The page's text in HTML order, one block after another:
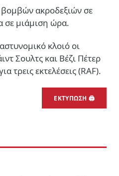
ακροδεξιών σε
σε μιάμιση ώρα.
κλοιό οι
Σουλτς και Βέζι Πέτερ
τρεις εκτελέσεις (RAF).
ΕΚΤΥΠΩΣΗ 🖨